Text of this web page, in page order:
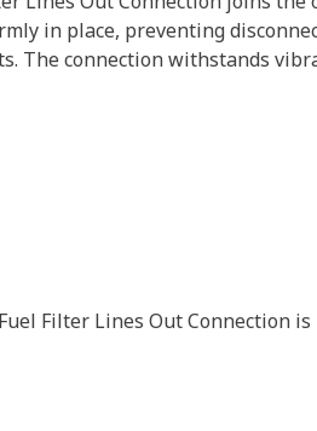
in place, preventing
The connection withstands
Filter Lines Out Connection